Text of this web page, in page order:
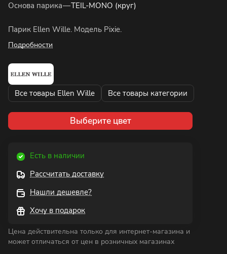
Основа парика—TEIL-MONO (круг)
Парик Ellen Wille. Модель Pixie.
Подробности
Все товары Ellen Wille Все товары категории
Выберите цвет
Есть в наличии
Рассчитать доставку
Нашли дешевле?
Хочу в подарок
Цена действительна только для интернет-магазина и
может отличаться от цен в розничных магазинах